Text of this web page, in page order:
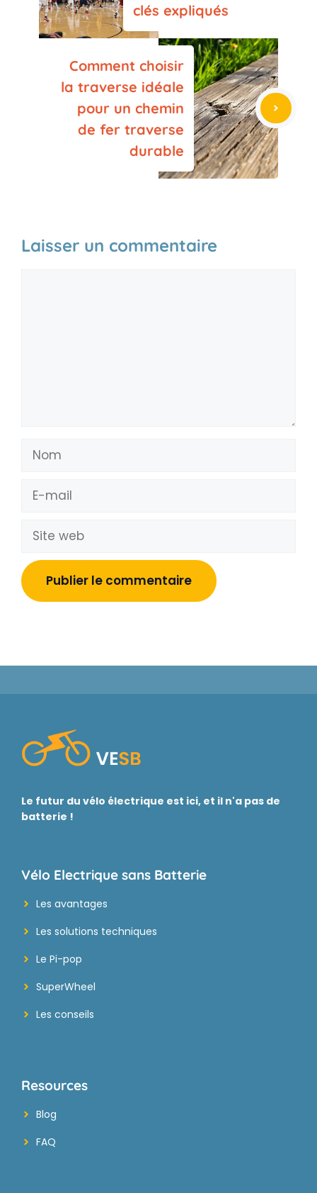
clés expliqués
Comment choisir
la traverse idéale
pour un chemin
de fer traverse
durable
Laisser un commentaire
Nom
mail
Site
web
Le futur du vélo électrique est ici, et il n'a pas de
batterie !
Vélo Electrique sans Batterie
Les avantages
Les solutions techniques
Le Pi-pop
SuperWheel
Les conseils
Resources
Blog
FAQ